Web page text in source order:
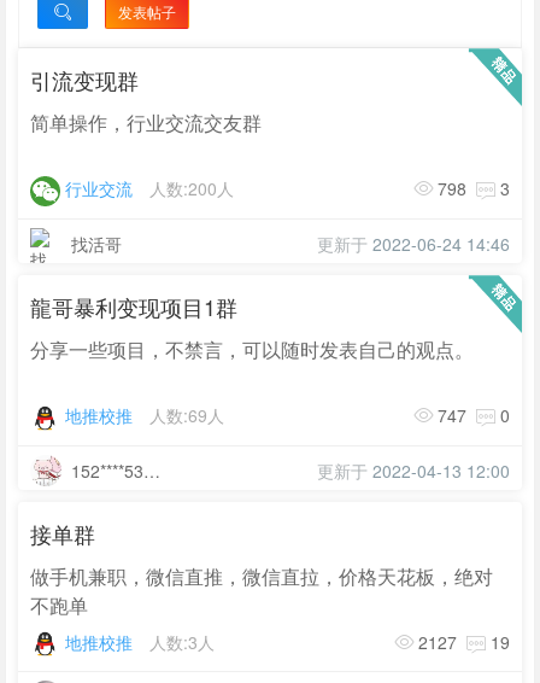
 发表帖子
引流变现群
简单操作，行业交流交友群
行业交流 人数:200人 798 3
找活哥 更新于 2022-06-24 14:46
龍哥暴利变现项目1群
分享一些项目，不禁言，可以随时发表自己的观点。
地推校推 人数:69人 747 0
152****5372 更新于 2022-04-13 12:00
接单群
做手机兼职，微信直推，微信直拉，价格天花板，绝对
不跑单
地推校推 人数:3人 2127 19